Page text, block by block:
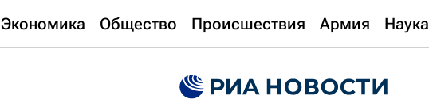
Экономика Общество Происшествия Армия Наука